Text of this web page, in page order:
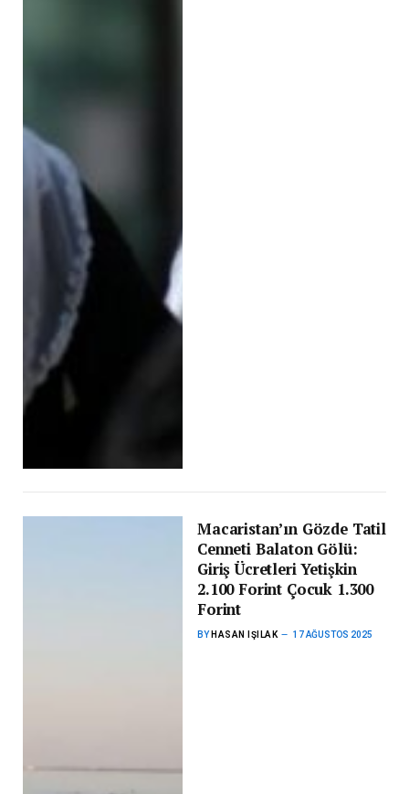
Macaristan’ın Gözde Tatil
Cenneti Balaton Gölü:
Giriş Ücretleri Yetişkin
2.100 Forint Çocuk 1.300
Forint
BY HASAN IŞILAK 17 AĞUSTOS 2025